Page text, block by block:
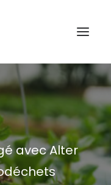
avec Alter